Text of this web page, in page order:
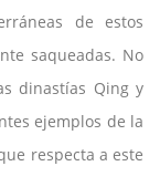
de estos
saqueadas. No
dinastías Qing y
ejemplos de la
respecta a este